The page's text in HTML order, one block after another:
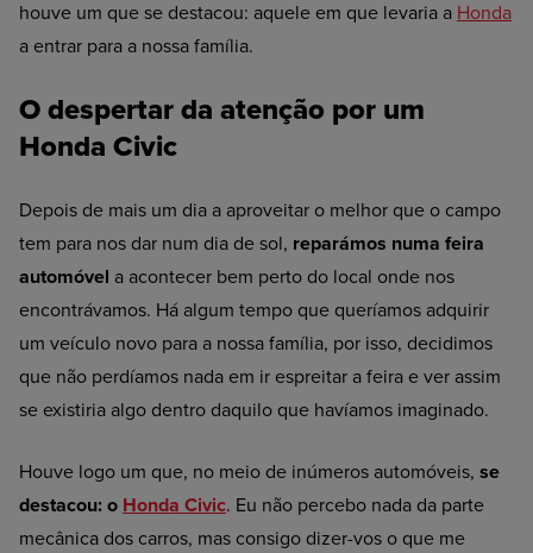
houve um que se destacou: aquele em que levaria a Honda
a entrar para a nossa família.
O despertar da atenção por um
Honda Civic
Depois de mais um dia a aproveitar o melhor que o campo
tem para nos dar num dia de sol, reparámos numa feira
automóvel a acontecer bem perto do local onde nos
encontrávamos. Há algum tempo que queríamos adquirir
um veículo novo para a nossa família, por isso, decidimos
que não perdíamos nada em ir espreitar a feira e ver assim
se existiria algo dentro daquilo que havíamos imaginado.
Houve logo um que, no meio de inúmeros automóveis, se
destacou: o Honda Civic. Eu não percebo nada da parte
mecânica dos carros, mas consigo dizer-vos o que me